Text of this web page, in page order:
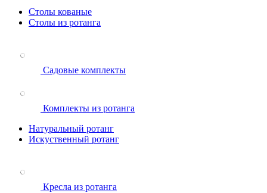
Столы кованые
Столы из ротанга
Садовые комплекты
Комплекты из ротанга
Натуральный ротанг
Искуственный ротанг
Кресла из ротанга